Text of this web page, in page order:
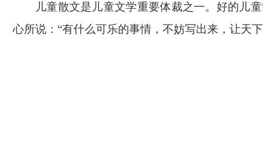
儿童散文是儿童文学重要体裁之一。好的儿
心所说： “有什么可乐的事情，不妨写出来，让天